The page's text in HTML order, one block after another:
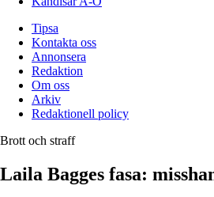
Tipsa
Kontakta oss
Annonsera
Redaktion
Om oss
Arkiv
Redaktionell policy
Brott och straff
Laila Bagges fasa: